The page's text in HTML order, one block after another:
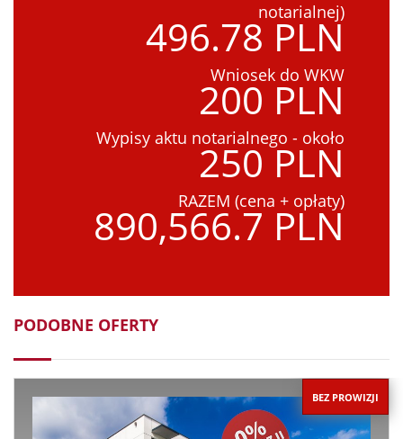
notarialnej)
496.78 PLN
Wniosek do WKW
200 PLN
Wypisy aktu notarialnego - około
250 PLN
RAZEM (cena + opłaty)
890,566.7 PLN
PODOBNE OFERTY
BEZ PROWIZJI